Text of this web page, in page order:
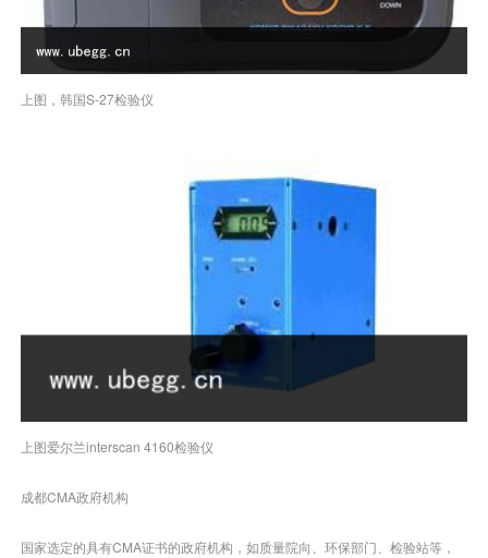
上图，韩国S-27检验仪
上图爱尔兰interscan 4160检验仪
成都CMA政府机构
国家选定的具有CMA证书的政府机构，如质量院向、环保部门、检验站等，